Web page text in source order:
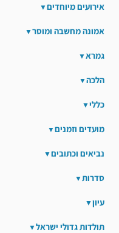
אירועים מיוחדים
אמונה מחשבה ומוסר
גמרא
הלכה
כללי
מועדים וזמנים
נביאים וכתובים
סדרות
עיון
תולדות גדולי ישראל